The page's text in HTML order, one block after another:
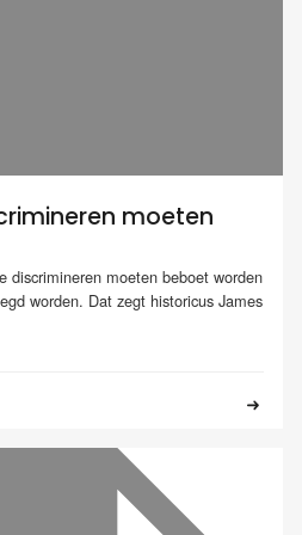
moeten
discrimineren moeten beboet worden
worden. Dat zegt historicus James